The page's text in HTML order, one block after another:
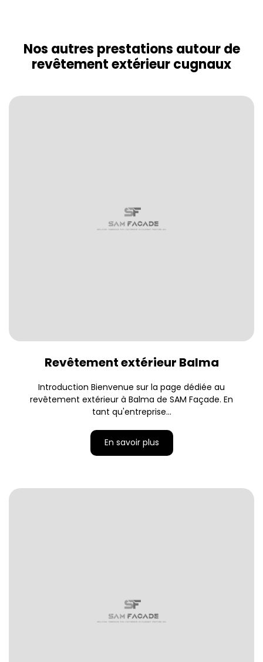
Nos autres prestations autour de
revêtement extérieur cugnaux
Revêtement extérieur Balma
Introduction Bienvenue sur la page dédiée au
revêtement extérieur à Balma de SAM Façade. En
tant qu'entreprise...
En savoir plus